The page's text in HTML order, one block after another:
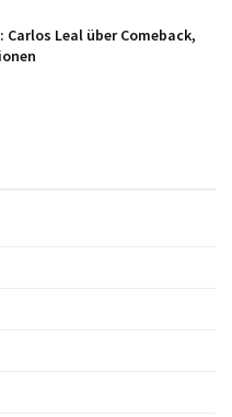
Leal über Comeback,